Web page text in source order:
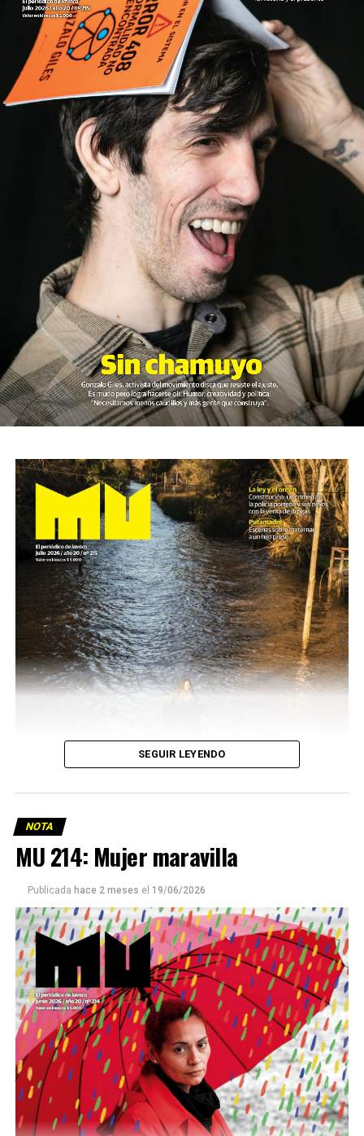
Este número 215 de MU ☝️viene con doble tapa, que
podría ser una frase:
Sin chamuyo, a remarla.
Descargar la Mu en PDF
SEGUIR LEYENDO
NOTA
MU 214: Mujer maravilla
Publicada hace 2 meses el 19/06/2026